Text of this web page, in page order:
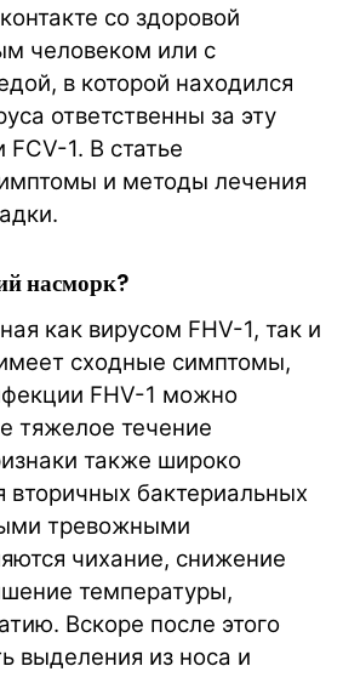
со здоровой
человеком или с
в которой находился
ответственны за эту
FCV-1. В статье
и методы лечения
насморк?
как вирусом FHV-1, так и
сходные симптомы,
FHV-1 можно
тяжелое течение
также широко
вторичных бактериальных
тревожными
чихание, снижение
температуры,
Вскоре после этого
выделения из носа и